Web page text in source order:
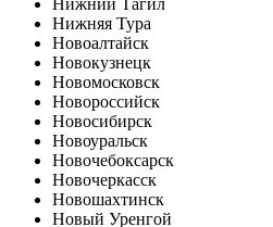
Нижняя Тура
Новоалтайск
Новокузнецк
Новомосковск
Новороссийск
Новосибирск
Новоуральск
Новочебоксарск
Новочеркасск
Новошахтинск
Новый Уренгой